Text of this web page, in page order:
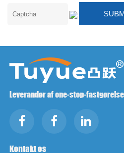
Leverandør af one-stop-
Kontakt os